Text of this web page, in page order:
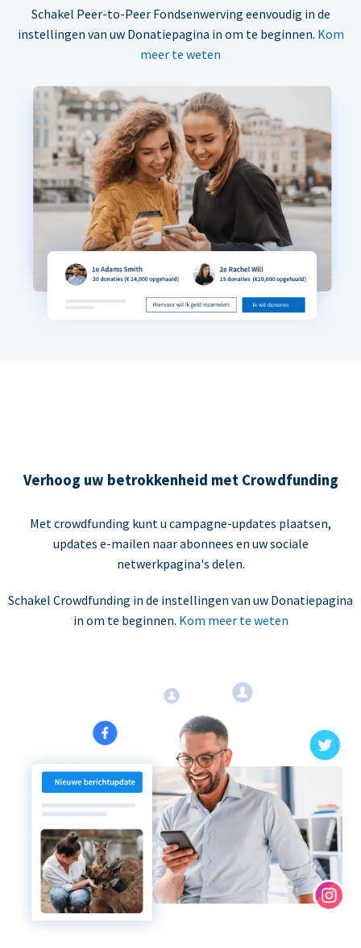
Schakel Peer-to-Peer Fondsenwerving eenvoudig in de
instellingen van uw Donatiepagina in om te beginnen. Kom
meer te weten
Verhoog uw betrokkenheid met Crowdfunding
Met crowdfunding kunt u campagne-updates plaatsen,
updates e-mailen naar abonnees en uw sociale
netwerkpagina's delen.
Schakel Crowdfunding in de instellingen van uw Donatiepagina
in om te beginnen. Kom meer te weten